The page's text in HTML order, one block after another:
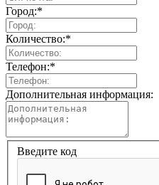
Город:*
Количество:*
Телефон:*
Дополнительная информация:
Введите код